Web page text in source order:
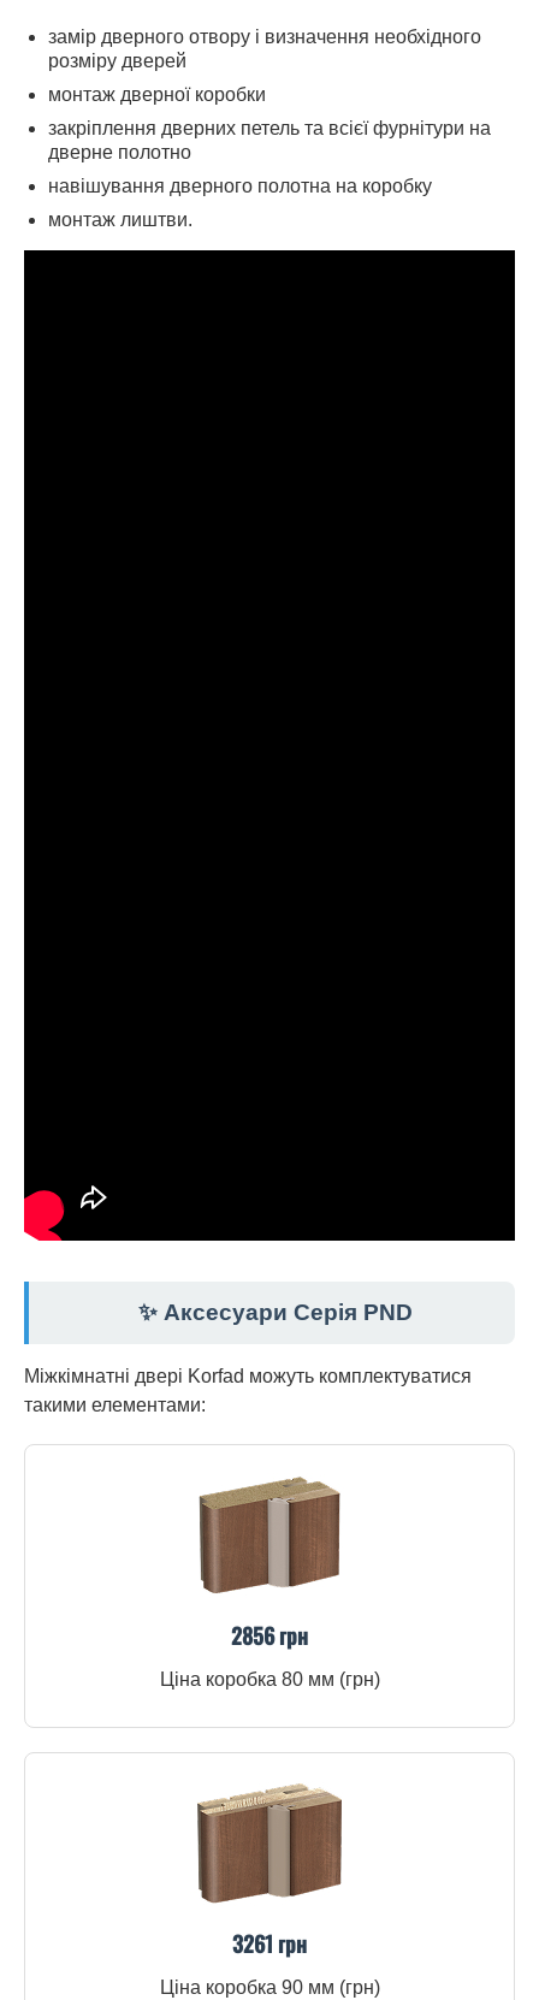
замір дверного отвору і визначення необхідного
розміру дверей
монтаж дверної коробки
закріплення дверних петель та всієї фурнітури на
дверне полотно
навішування дверного полотна на коробку
монтаж лиштви.
✨ Аксесуари Серія PND
Міжкімнатні двері Korfad можуть комплектуватися
такими елементами:
2856 грн
Ціна коробка 80 мм (грн)
3261 грн
Ціна коробка 90 мм (грн)